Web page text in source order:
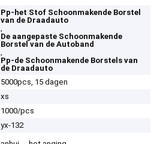
Pp-het Stof Schoonmakende Borstel
van de Draadauto
,
De aangepaste Schoonmakende
Borstel van de Autoband
,
Pp-de Schoonmakende Borstels van
de Draadauto
5000pcs, 15 dagen
xs
1000/pcs
yx-132